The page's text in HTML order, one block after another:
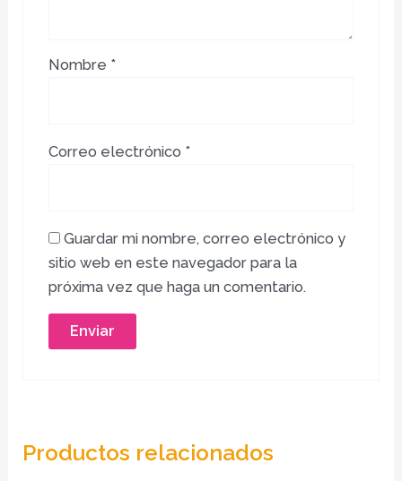
Nombre *
Correo electrónico *
Guardar mi nombre, correo electrónico y
sitio web en este navegador para la
próxima vez que haga un comentario.
Productos relacionados